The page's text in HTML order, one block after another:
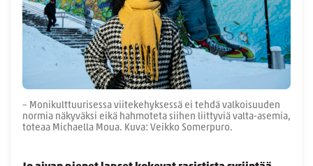
– Monikulttuurisessa viitekehyksessä ei tehdä valkoisuuden
normia näkyväksi eikä hahmoteta siihen liittyviä valta-asemia,
toteaa Michaella Moua. Kuva: Veikko Somerpuro.